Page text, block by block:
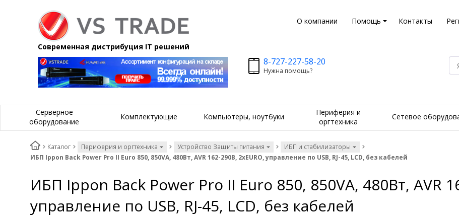
О компании Помощь Контакты
Современная дистрибуция IT решений
8-727-227-58-20
Нужна помощь?
Серверное
оборудование
Комплектующие Компьютеры, ноутбуки
Периферия и
оргтехника
Сетевое
Каталог Периферия и оргтехника Устройство Защиты питания
ИБП и стабилизаторы
ИБП Ippon Back Power Pro II Euro 850, 850VA, 480Вт, AVR 162-290В, 2хEURO, управление по USB, RJ-45, LCD, без кабелей
ИБП Ippon Back Power Pro II Euro 850, 850VA, 480Вт, AVR
управление по USB, RJ-45, LCD, без кабелей